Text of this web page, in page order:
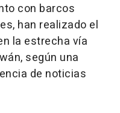
con barcos
han realizado el
la estrecha vía
según una
de noticias